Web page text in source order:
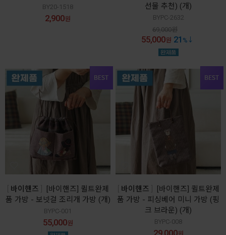
BY20-1518
2,900원
선물 추천) (개)
BYPC-2632
69,000원
55,000원 21 %
바이핸즈
[바이핸즈] 퀼트완제
품 가방 - 보넷걸 조리개 가방 (개)
BYPC-001
55,000원
바이핸즈
[바이핸즈] 퀼트완제
품 가방 - 피싱베어 미니 가방 (핑
크 브라운) (개)
BYPC-008